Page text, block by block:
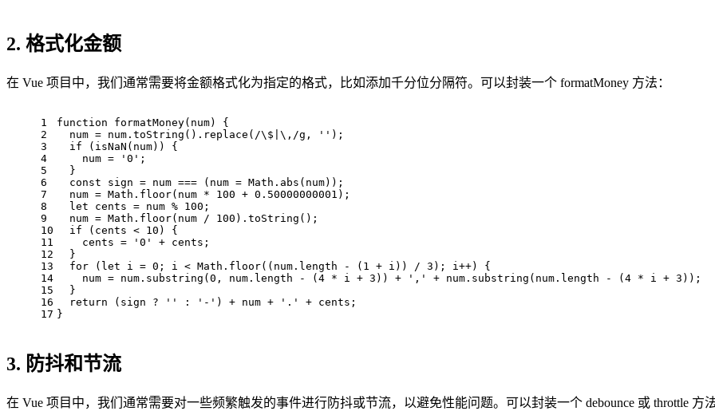
2. 格式化金额
在 Vue 项目中，我们通常需要将金额格式化为指定的格式，比如添加千分位分隔符。可以封装一个 formatMoney 方法：
1
2
3
4
5
6
7
8
9
10
11
12
13
14
15
16
17
function formatMoney( num) {
  num = num.
toString (). replace ( /\$|\,/g , '' );
if ( isNaN (num)) {
    num =
'0' ;
  }
const sign = num === (num = Math . abs (num));
  num =
Math . floor(num * 100 + 0.50000000001 );
let cents = num % 100 ;
  num =
Math . floor(num / 100 ). toString ();
if (cents < 10 ) {
    cents =
'0'
+ cents;
  }
for ( let i = 0 ; i < Math . floor((num. length - ( 1 + i)) / 3 ); i++) {
    num = num.
substring (0 , num. length - (4 * i + 3 )) + ',' + num. substring (num. length - (4 * i + 3 ));
  }
return (sign ? '' : '-' ) + num + '.'
+ cents;
}
3. 防抖和节流
在 Vue 项目中，我们通常需要对一些频繁触发的事件进行防抖或节流，以避免性能问题。可以封装一个 debounce 或 throttle 方法